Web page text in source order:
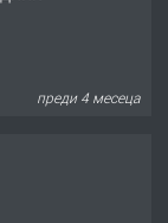
преди 4 месеца